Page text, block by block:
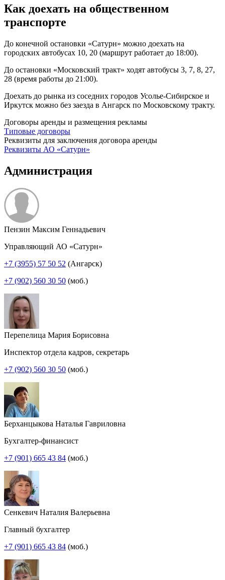
Как доехать на общественном
транспорте
До конечной остановки «Сатурн» можно доехать на
городских автобусах 10, 20 (маршрут работает до 18:00).
До остановки «Московский тракт» ходят автобусы 3, 7, 8, 27,
28 (время работы до 21:00).
Доехать до рынка из соседних городов Усолье-Сибирское и
Иркутск можно без заезда в Ангарск по Московскому тракту.
Договоры аренды и размещения рекламы
Типовые договоры
Реквизиты для заключения договора аренды
Реквизиты АО «Сатурн»
Администрация
Пензин Максим Геннадьевич
Управляющий АО «Сатурн»
+7 (3955) 57 50 52 (Ангарск)
+7 (902) 560 30 50 (моб.)
Перепелица Мария Борисовна
Инспектор отдела кадров, секретарь
+7 (902) 560 30 50 (моб.)
Берханцыкова Наталья Гавриловна
Бухгалтер-финансист
+7 (901) 665 43 84 (моб.)
Сенкевич Наталия Валерьевна
Главный бухгалтер
+7 (901) 665 43 84 (моб.)